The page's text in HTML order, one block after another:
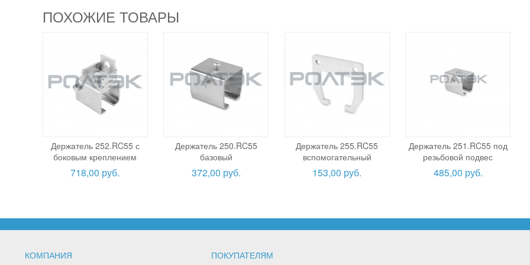
ПОХОЖИЕ ТОВАРЫ
Держатель 252.RC55 с
боковым креплением
718,00 руб.
Держатель 250.RC55
базовый
372,00 руб.
Держатель 255.RC55
вспомогательный
153,00 руб.
Держатель 251.RC55 под
резьбовой подвес
485,00 руб.
КОМПАНИЯ ПОКУПАТЕЛЯМ